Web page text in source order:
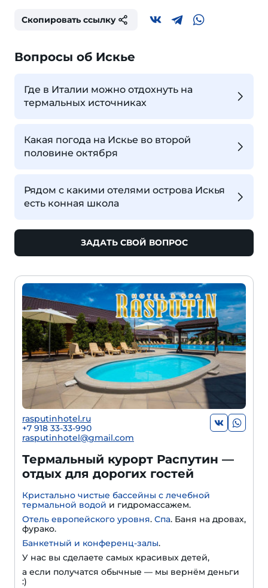
Скопировать ссылку
Вопросы об Искье
Где в Италии можно отдохнуть на
термальных источниках
Какая погода на Искье во второй
половине октября
Рядом с какими отелями острова Искья
есть конная школа
ЗАДАТЬ СВОЙ ВОПРОС
rasputinhotel.ru
+7 918 33-33-990
rasputinhotel@gmail.com
Термальный курорт Распутин —
отдых для дорогих гостей
Кристально чистые бассейны с лечебной
термальной водой и гидромассажем.
Отель европейского уровня. Спа. Баня на дровах,
фурако.
Банкетный и конференц-залы.
У нас вы сделаете самых красивых детей,
а если получатся обычные — мы вернём деньги
:)